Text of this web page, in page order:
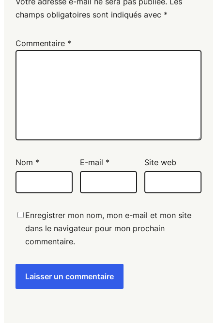
champs obligatoires sont indiqués avec *
Commentaire *
Nom * E-mail * Site web
Enregistrer mon nom, mon e-mail et mon site
dans le navigateur pour mon prochain
commentaire.